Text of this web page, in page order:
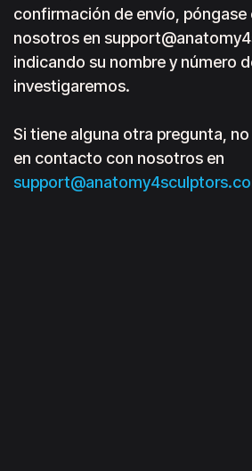
confirmación de envío,
nosotros en
indicando su nombre y número
investigaremos.
Si tiene alguna otra pregunta,
en contacto con nosotros en